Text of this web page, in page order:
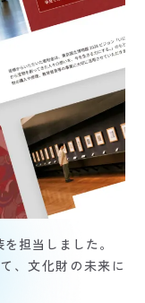
担当しました。
、文化財の未来に